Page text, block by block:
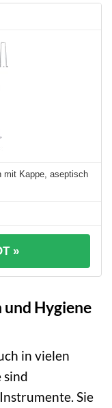
mit Kappe, aseptisch
»
und Hygiene
in vielen
sind
Sie